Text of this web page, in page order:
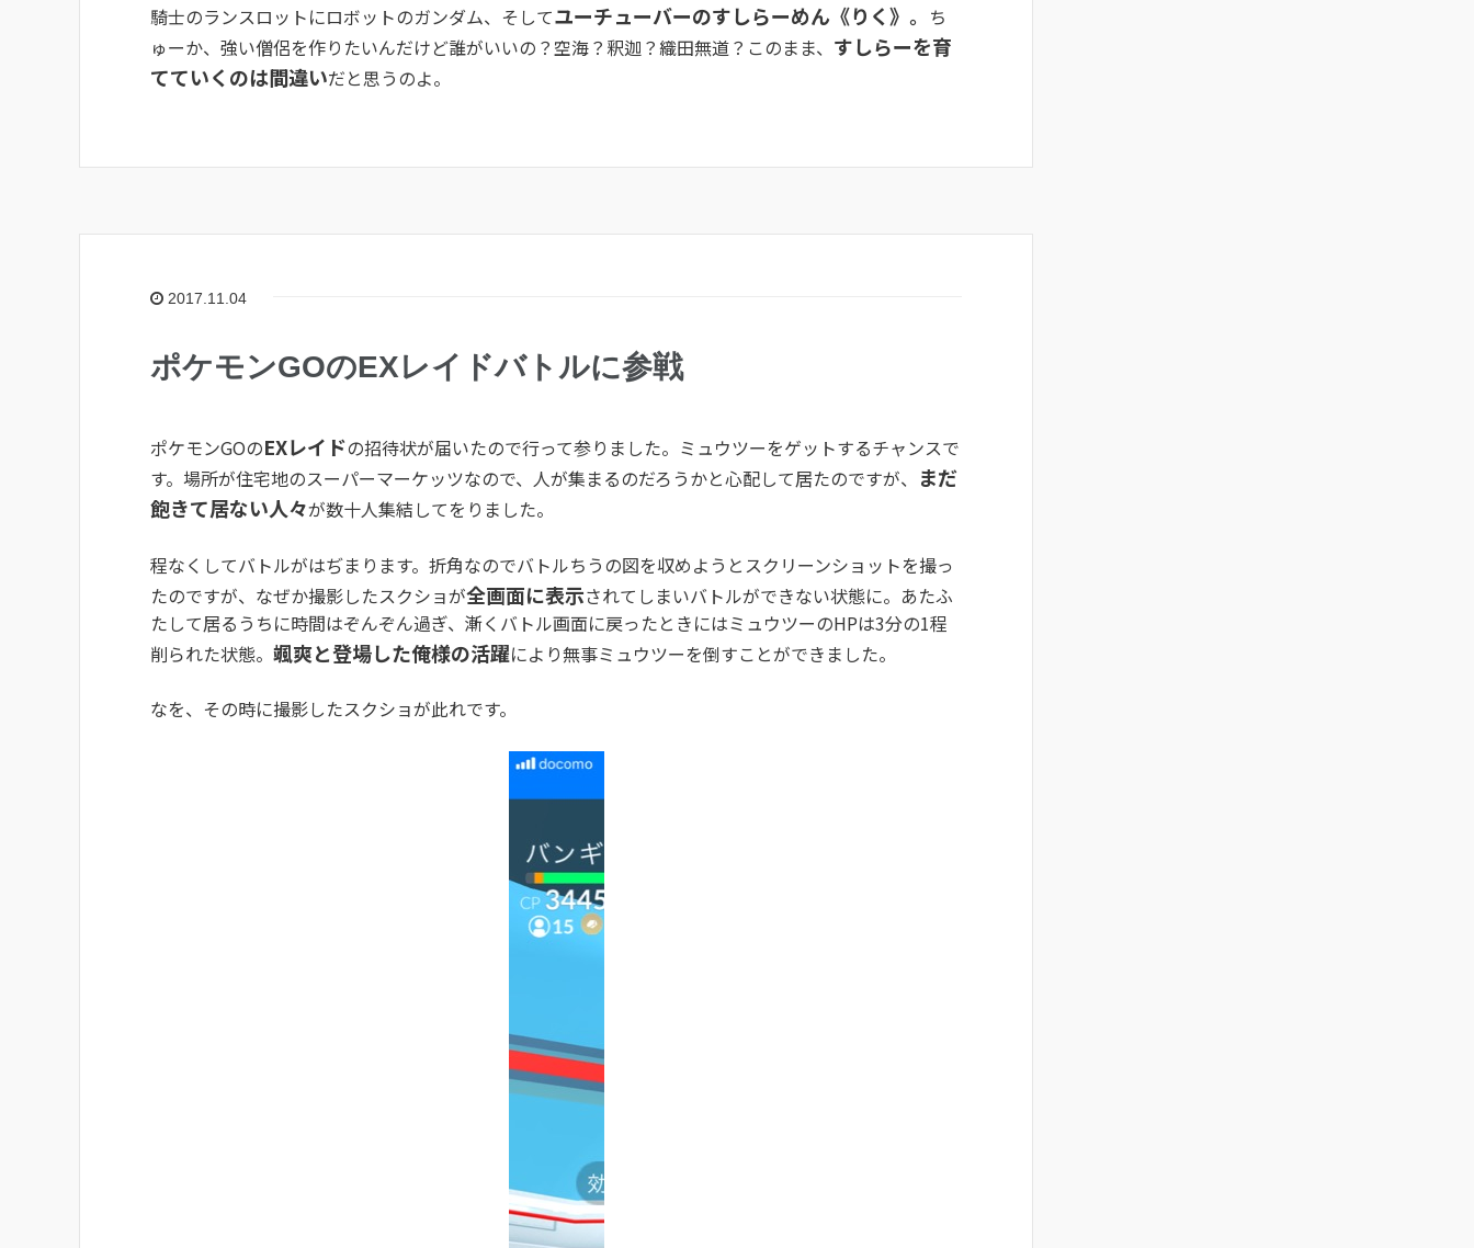
騎士のランスロットにロボットのガンダム、そしてユーチューバーのすしらーめん《りく》。 ち
ゅーか、強い僧侶を作りたいんだけど誰がいいの？空海？釈迦？織田無道？このまま、 すしらーを育
てていくのは間違いだと思うのよ。
2017.11.04
ポケモンGOのEXレイドバトルに参戦
ポケモンGOのEXレイドの招待状が届いたので行って参りました。ミュウツーをゲットするチャンスで
す。場所が住宅地のスーパーマーケッツなので、人が集まるのだろうかと心配して居たのですが、 まだ
飽きて居ない人々が数十人集結してをりました。
程なくしてバトルがはぢまります。折角なのでバトルちうの図を収めようとスクリーンショットを撮っ
たのですが、なぜか撮影したスクショが全画面に表示されてしまいバトルができない状態に。あたふ
たして居るうちに時間はぞんぞん過ぎ、漸くバトル画面に戻ったときにはミュウツーのHPは3分の1程
削られた状態。 颯爽と登場した俺様の活躍により無事ミュウツーを倒すことができました。
なを、その時に撮影したスクショが此れです。